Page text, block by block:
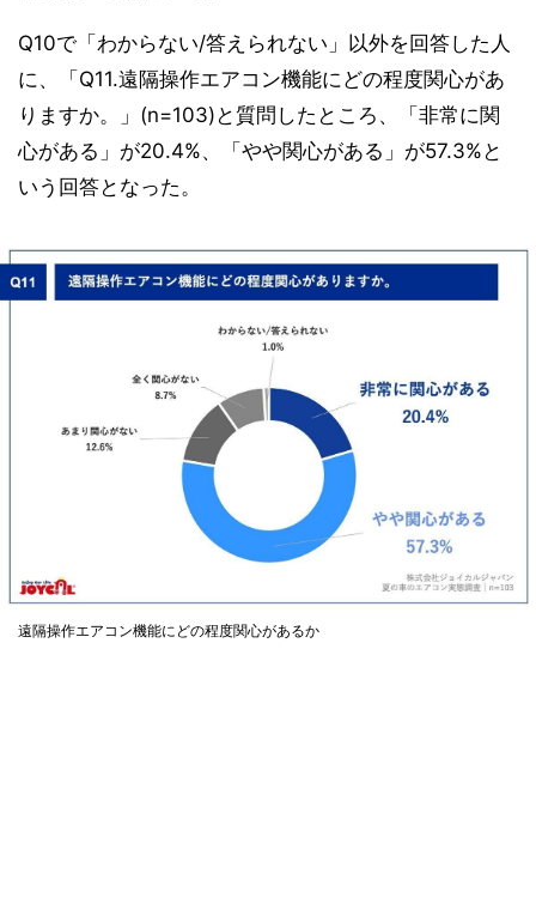
Q10で「わからない/答えられない」以外を回答した人
に、「Q11.遠隔操作エアコン機能にどの程度関心があ
りますか。」(n=103)と質問したところ、「非常に関
心がある」が20.4%、「やや関心がある」が57.3%と
いう回答となった。
遠隔操作エアコン機能にどの程度関心があるか